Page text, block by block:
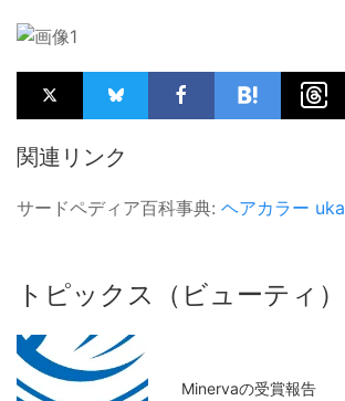
関連リンク
サードペディア百科事典: ヘアカラー uka
トピックス（ビューティ）
Minervaの受賞報告